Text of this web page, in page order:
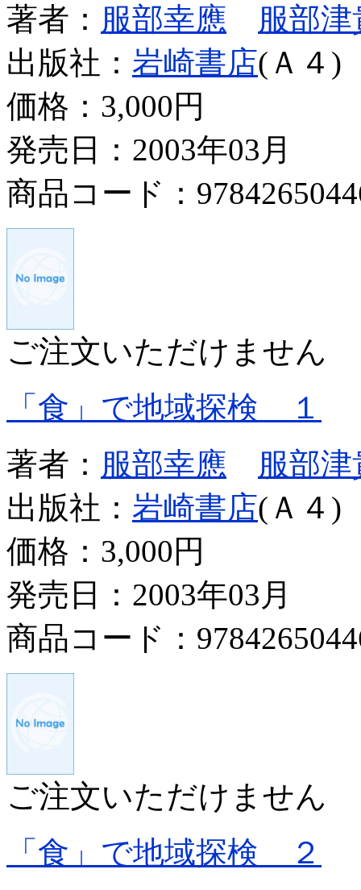
著者： 服部幸應
服部
出版社： 岩崎書店(Ａ４)
価格： 3,000円
発売日：2003年03月
商品コード：
ご注文いただけません
「食」で地域探検 １
著者： 服部幸應
服部
出版社： 岩崎書店(Ａ４)
価格： 3,000円
発売日：2003年03月
商品コード：
ご注文いただけません
「食」で地域探検 ２